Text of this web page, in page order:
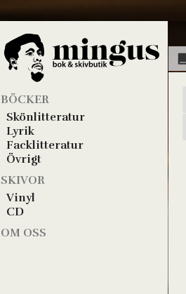
BÖCKER
Skönlitteratur
Lyrik
Facklitteratur
Övrigt
SKIVOR
Vinyl
CD
OM OSS